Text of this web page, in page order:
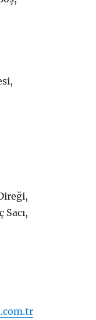
Sacı,